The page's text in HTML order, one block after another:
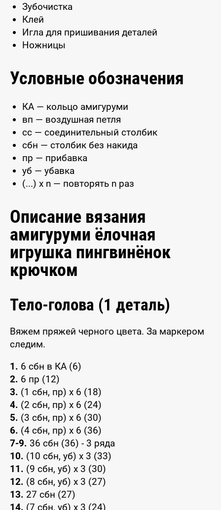
Зубочистка
Клей
Игла для пришивания деталей
Ножницы
Условные обозначения
КА — кольцо амигуруми
вп — воздушная петля
сс — соединительный столбик
сбн — столбик без накида
пр — прибавка
уб — убавка
(...) x n — повторять n раз
Описание вязания
амигуруми ёлочная
игрушка пингвинёнок
крючком
Тело-голова (1 деталь)
Вяжем пряжей черного цвета. За маркером
следим.
1. 6 сбн в КА (6)
2. 6 пр (12)
3. (1 сбн, пр) х 6 (18)
4. (2 сбн, пр) х 6 (24)
5. (3 сбн, пр) х 6 (30)
6. (4 сбн, пр) х 6 (36)
7-9. 36 сбн (36) - 3 ряда
10. (10 сбн, уб) х 3 (33)
11. (9 сбн, уб) х 3 (30)
12. (8 сбн, уб) х 3 (27)
13. 27 сбн (27)
14. (7 сбн, уб) х 3 (24)